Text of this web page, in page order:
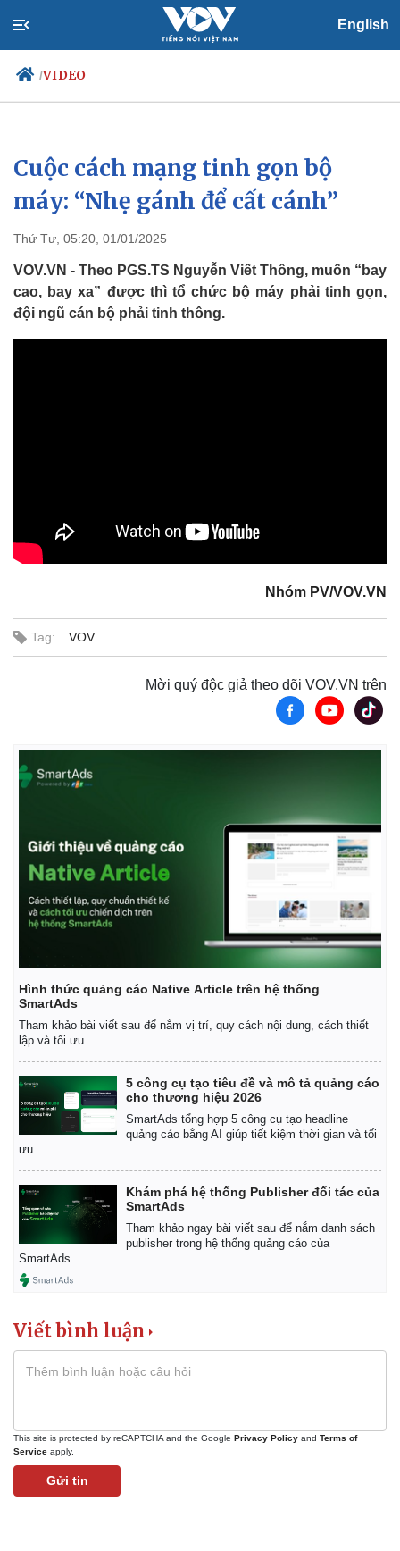
English
/VIDEO
Chính trị
Đảng
Tổ chức nhân sự
Nhận diện sự thật
Xã hội
Tin 24h
Dự báo thời tiết
Việc làm
Biển đảo
Quan sát
Cuộc cách mạng tinh gọn bộ
máy: “Nhẹ gánh để cất cánh”
Thứ Tư, 05:20, 01/01/2025
VOV.VN - Theo PGS.TS Nguyễn Viết Thông, muốn “bay
cao, bay xa” được thì tổ chức bộ máy phải tinh gọn,
đội ngũ cán bộ phải tinh thông.
Nhóm PV/VOV.VN
Tag: VOV
Mời quý độc giả theo dõi VOV.VN trên
Hình thức quảng cáo Native Article trên hệ thống
SmartAds
Tham khảo bài viết sau để nắm vị trí, quy cách nội dung, cách thiết
lập và tối ưu.
5 công cụ tạo tiêu đề và mô tả quảng cáo
cho thương hiệu 2026
SmartAds tổng hợp 5 công cụ tạo headline
quảng cáo bằng AI giúp tiết kiệm thời gian và tối
ưu.
Khám phá hệ thống Publisher đối tác của
SmartAds
Tham khảo ngay bài viết sau để nắm danh sách
publisher trong hệ thống quảng cáo của
SmartAds.
Viết bình luận
This site is protected by reCAPTCHA and the Google Privacy Policy and Terms of
Service apply.
Gửi tin